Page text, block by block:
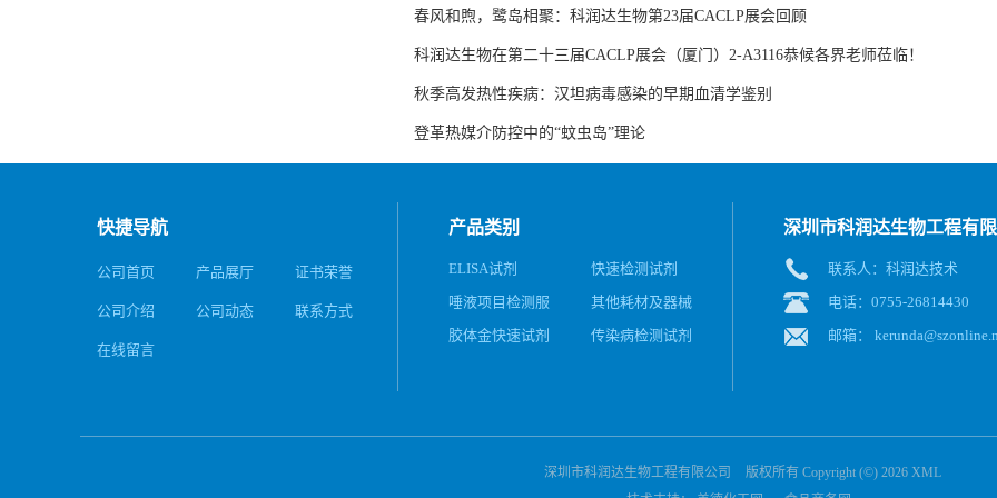
春风和煦，鹭岛相聚：科润达生物第23届CACLP展会回顾
科润达生物在第二十三届CACLP展会（厦门）2-A3116恭候各界老师莅临！
秋季高发热性疾病：汉坦病毒感染的早期血清学鉴别
登革热媒介防控中的“蚊虫岛”理论
快捷导航
公司首页 产品展厅 证书荣誉
公司介绍 公司动态 联系方式
在线留言
产品类别
ELISA试剂
快速检测试剂
唾液项目检测服
务
其他耗材及器械
胶体金快速试剂
传染病检测试剂
深圳市科润达生物工程有
联系人：科润达技术
电话：0755-26814430
邮箱：
深圳市科润达生物工程有限公司 版权所有 Copyright (©) 2026 XML